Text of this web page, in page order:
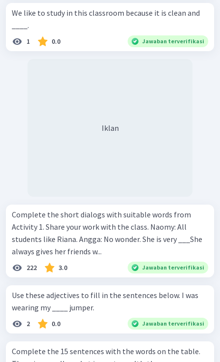
We like to study in this classroom because it is clean and
____.
1 0.0 Jawaban terverifikasi
Iklan
Complete the short dialogs with suitable words from
Activity 1. Share your work with the class. Naomy: All
students like Riana. Angga: No wonder. She is very ___She
always gives her friends w...
222 3.0 Jawaban terverifikasi
Use these adjectives to fill in the sentences below. I was
wearing my ____ jumper.
2 0.0 Jawaban terverifikasi
Complete the 15 sentences with the words on the table.